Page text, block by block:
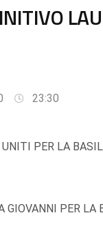
23:30
PER LA
GIOVANNI PER LA